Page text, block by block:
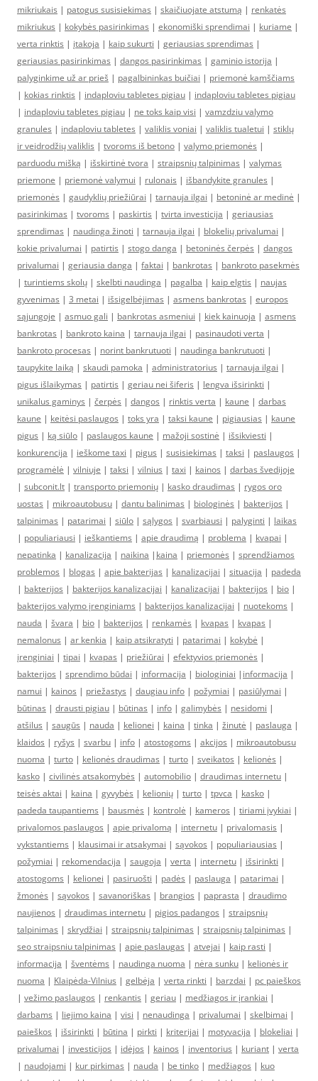
mikriukais | patogus susisiekimas | skaičiuojate atstumą | renkatės
mikriukus | kokybės pasirinkimas | ekonomiški sprendimai | kuriame |
verta rinktis | įtakoja | kaip sukurti | geriausias sprendimas |
geriausias pasirinkimas | dangos pasirinkimas | gaminio istorija |
palyginkime už ar prieš | pagalbininkas buičiai | priemonė kamščiams
| kokias rinktis | indaploviu tabletes pigiau | indaploviu tabletes pigiau
| indaploviu tabletes pigiau | ne toks kaip visi | vamzdziu valymo
granules | indaploviu tabletes | valiklis voniai | valiklis tualetui | stiklų
ir veidrodžių valiklis | tvoroms iš betono | valymo priemonės |
parduodu mišką | išskirtinė tvora | straipsnių talpinimas | valymas
priemone | priemonė valymui | rulonais | išbandykite granules |
priemonės | gaudyklių priežiūrai | tarnauja ilgai | betoninė ar medinė |
pasirinkimas | tvoroms | paskirtis | tvirta investicija | geriausias
sprendimas | naudinga žinoti | tarnauja ilgai | blokelių privalumai |
kokie privalumai | patirtis | stogo danga | betoninės čerpės | dangos
privalumai | geriausia danga | faktai | bankrotas | bankroto pasekmės
| turintiems skolų | skelbti naudinga | pagalba | kaip elgtis | naujas
gyvenimas | 3 metai | išsigelbėjimas | asmens bankrotas | europos
sąjungoje | asmuo gali | bankrotas asmeniui | kiek kainuoja | asmens
bankrotas | bankroto kaina | tarnauja ilgai | pasinaudoti verta |
bankroto procesas | norint bankrutuoti | naudinga bankrutuoti |
taupykite laiką | skaudi pamoka | administratorius | tarnauja ilgai |
pigus išlaikymas | patirtis | geriau nei šiferis | lengva išsirinkti |
unikalus gaminys | čerpės | dangos | rinktis verta | kaune | darbas
kaune | keitėsi paslaugos | toks yra | taksi kaune | pigiausias | kaune
pigus | ką siūlo | paslaugos kaune | mažoji sostinė | išsikviesti |
konkurencija | ieškome taxi | pigus | susisiekimas | taksi | paslaugos |
programėlė | vilniuje | taksi | vilnius | taxi | kainos | darbas švedijoje
| subconit.lt | transporto priemonių | kasko draudimas | rygos oro
uostas | mikroautobusu | dantu balinimas | biologinės | bakterijos |
talpinimas | patarimai | siūlo | sąlygos | svarbiausi | palyginti | laikas
| populiariausi | ieškantiems | apie draudimą | problema | kvapai |
nepatinka | kanalizacija | naikina | kaina | priemonės | sprendžiamos
problemos | blogas | apie bakterijas | kanalizacijai | situacija | padeda
| bakterijos | bakterijos kanalizacijai | kanalizacijai | bakterijos | bio |
bakterijos valymo įrenginiams | bakterijos kanalizacijai | nuotekoms |
nauda | švara | bio | bakterijos | renkamės | kvapas | kvapas |
nemalonus | ar kenkia | kaip atsikratyti | patarimai | kokybė |
įrenginiai | tipai | kvapas | priežiūrai | efektyvios priemonės |
bakterijos | sprendimo būdai | informacija | biologiniai | informacija |
namui | kainos | priežastys | daugiau info | požymiai | pasiūlymai |
būtinas | drausti pigiau | būtinas | info | galimybės | nesidomi |
atšilus | saugūs | nauda | kelionei | kaina | tinka | žinutė | paslauga |
klaidos | ryšys | svarbu | info | atostogoms | akcijos | mikroautobusu
nuoma | turto | kelionės draudimas | turto | sveikatos | kelionės |
kasko | civilinės atsakomybės | automobilio | draudimas internetu |
teisės aktai | kaina | gyvybės | kelionių | turto | tpvca | kasko |
padeda taupantiems | bausmės | kontrolė | kameros | tiriami įvykiai |
privalomos paslaugos | apie privalomą | internetu | privalomasis |
vykstantiems | klausimai ir atsakymai | sąvokos | populiariausias |
požymiai | rekomendacija | saugoja | verta | internetu | išsirinkti |
atostogoms | kelionei | pasiruošti | padės | paslauga | patarimai |
žmonės | sąvokos | savanoriškas | brangios | paprasta | draudimo
naujienos | draudimas internetu | pigios padangos | straipsnių
talpinimas | skrydžiai | straipsnių talpinimas | straipsnių talpinimas |
seo straipsniu talpinimas | apie paslaugas | atvejai | kaip rasti |
informacija | šventėms | naudinga nuoma | nėra sunku | kelionės ir
nuoma | Klaipėda-Vilnius | gelbėja | verta rinkti | barzdai | pc paieškos
| vežimo paslaugos | renkantis | geriau | medžiagos ir įrankiai |
darbams | liejimo kaina | visi | nenaudinga | privalumai | skelbimai |
paieškos | išsirinkti | būtina | pirkti | kriterijai | motyvacija | blokeliai |
privalumai | investicijos | idėjos | kainos | inventorius | kuriant | verta
| naudojami | kur pirkimas | nauda | be tinko | medžiagos | kuo